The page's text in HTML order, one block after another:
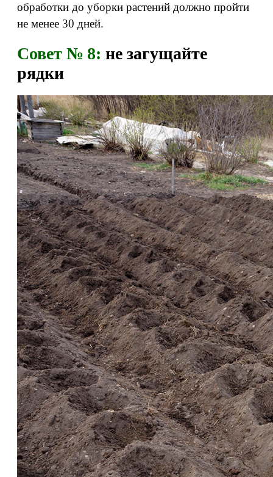
обработки до уборки растений должно пройти
не менее 30 дней.
Совет № 8: не загущайте
рядки